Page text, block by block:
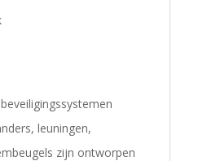
leuningen,
zijn ontworpen